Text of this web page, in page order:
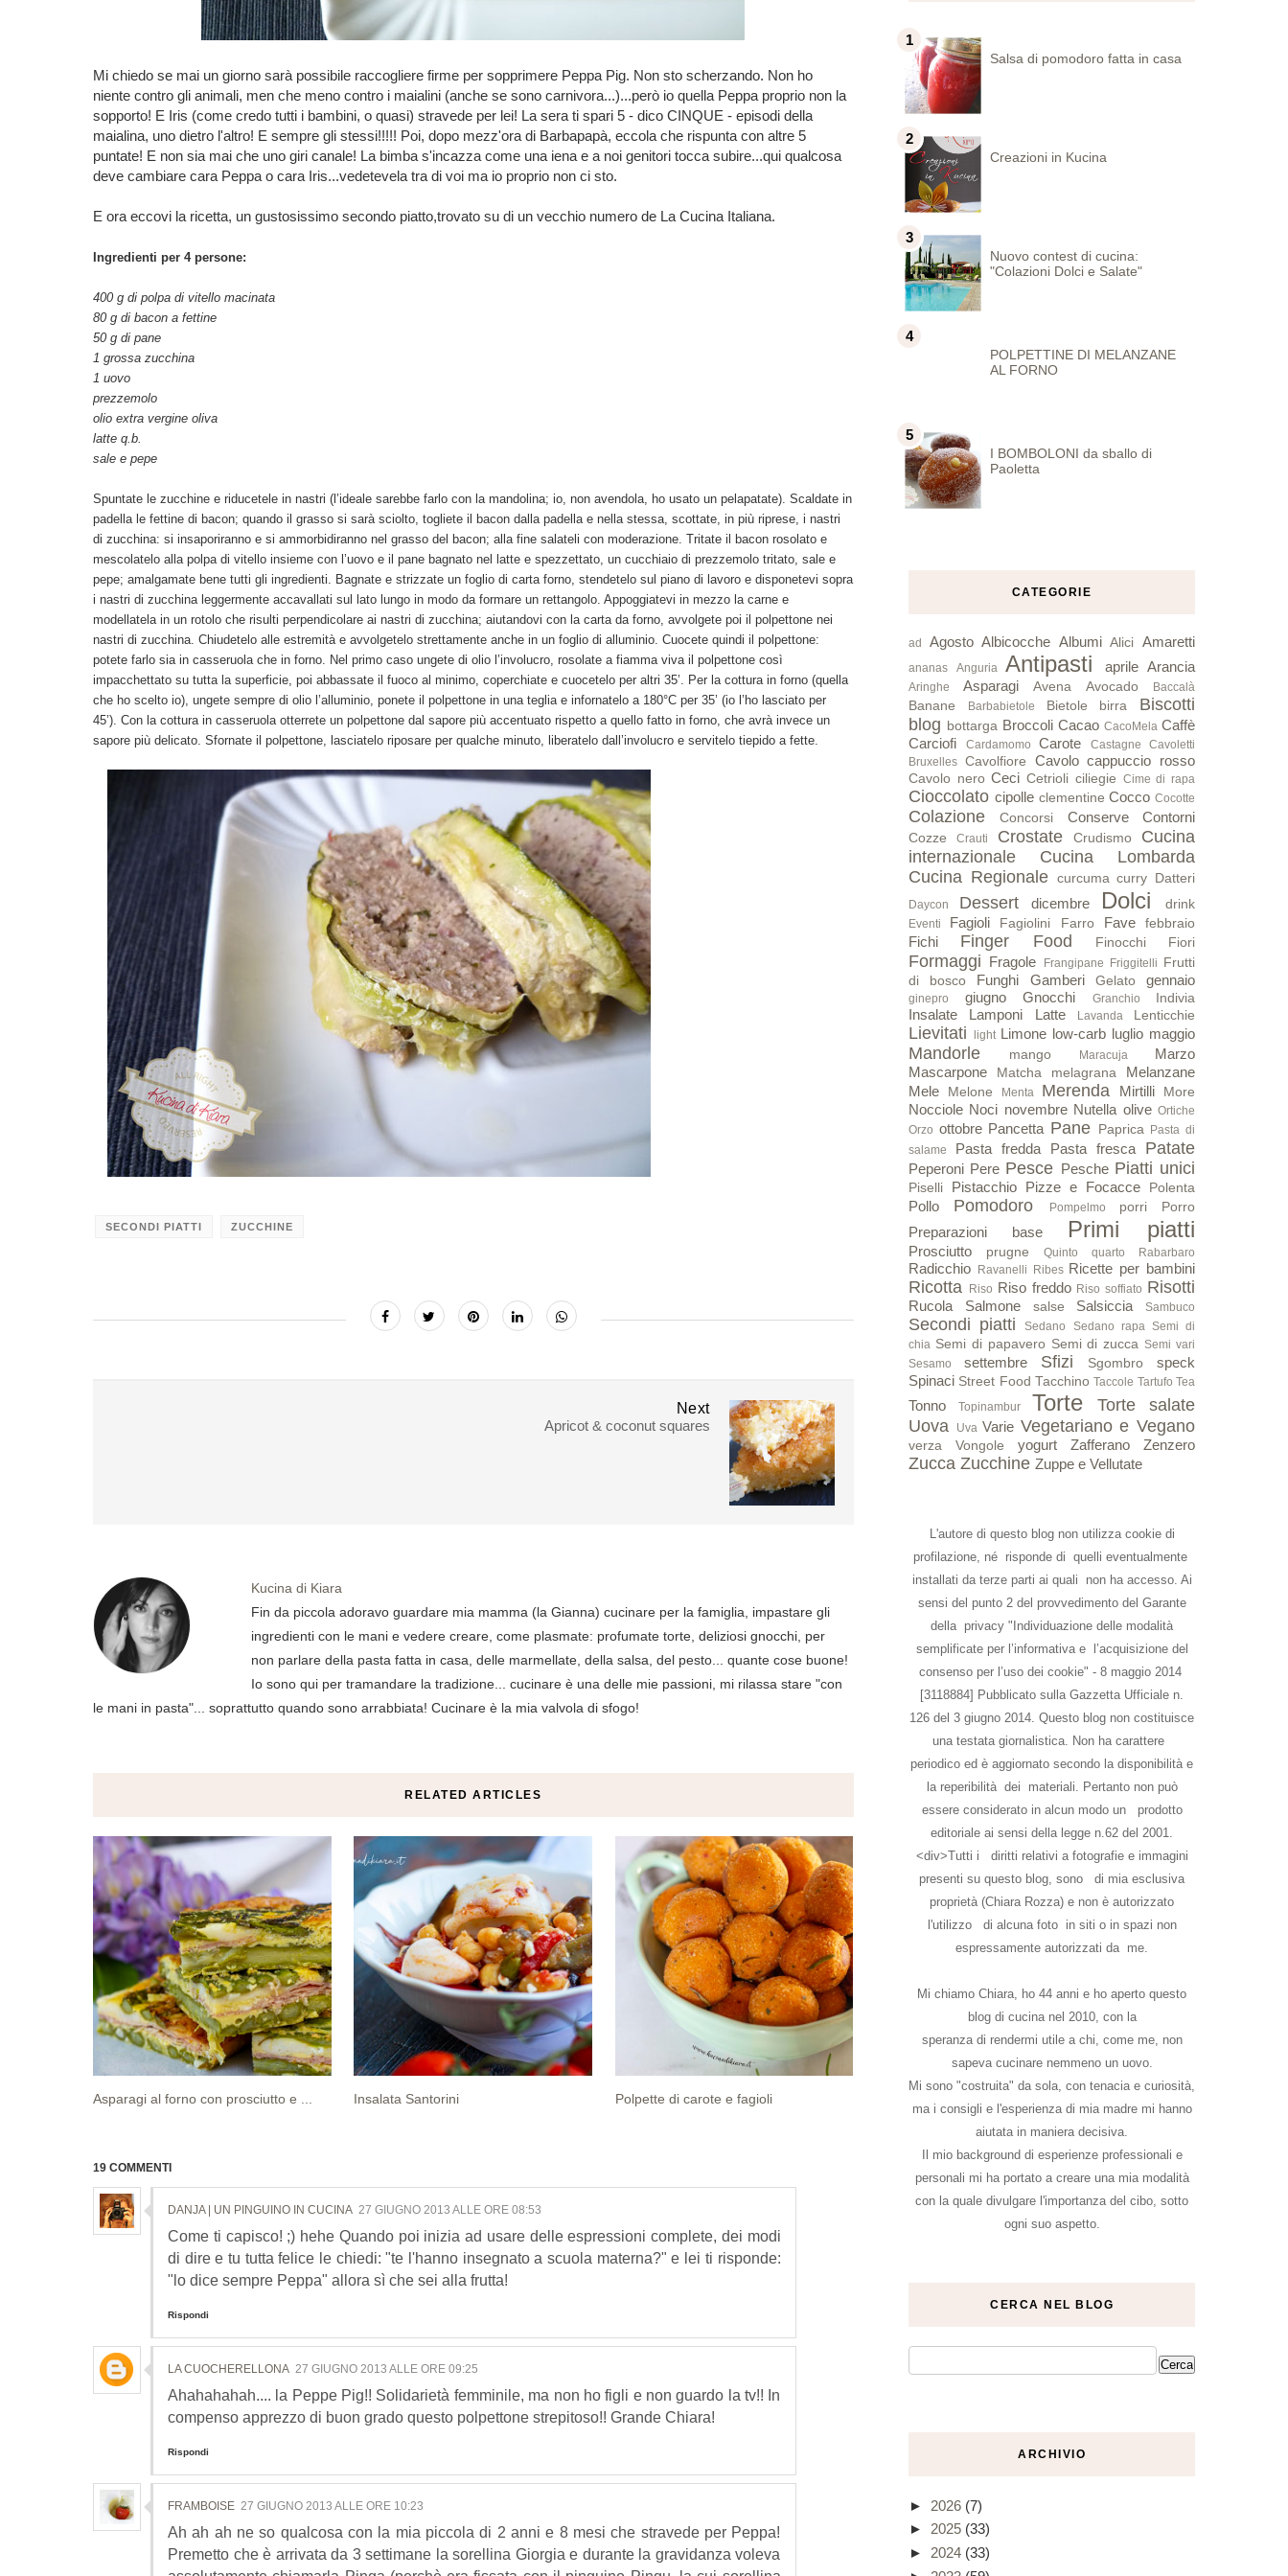
Mi chiedo se mai un giorno sarà possibile raccogliere firme per sopprimere Peppa Pig. Non sto scherzando. Non ho
niente contro gli animali, men che meno contro i maialini (anche se sono carnivora...)...però io quella Peppa proprio non la
sopporto! E Iris (come credo tutti i bambini, o quasi) stravede per lei! La sera ti spari 5 - dico CINQUE - episodi della
maialina, uno dietro l'altro! E sempre gli stessi!!!!! Poi, dopo mezz'ora di Barbapapà, eccola che rispunta con altre 5
puntate! E non sia mai che uno giri canale! La bimba s'incazza come una iena e a noi genitori tocca subire...qui qualcosa
deve cambiare cara Peppa o cara Iris...vedetevela tra di voi ma io proprio non ci sto.
E ora eccovi la ricetta, un gustosissimo secondo piatto,trovato su di un vecchio numero de La Cucina Italiana.
Ingredienti per 4 persone:
400 g di polpa di vitello macinata
80 g di bacon a fettine
50 g di pane
1 grossa zucchina
1 uovo
prezzemolo
olio extra vergine oliva
latte q.b.
sale e pepe
Spuntate le zucchine e riducetele in nastri (l’ideale sarebbe farlo con la mandolina; io, non avendola, ho usato un pelapatate). Scaldate in
padella le fettine di bacon; quando il grasso si sarà sciolto, togliete il bacon dalla padella e nella stessa, scottate, in più riprese, i nastri
di zucchina: si insaporiranno e si ammorbidiranno nel grasso del bacon; alla fine salateli con moderazione. Tritate il bacon rosolato e
mescolatelo alla polpa di vitello insieme con l’uovo e il pane bagnato nel latte e spezzettato, un cucchiaio di prezzemolo tritato, sale e
pepe; amalgamate bene tutti gli ingredienti. Bagnate e strizzate un foglio di carta forno, stendetelo sul piano di lavoro e disponetevi sopra
i nastri di zucchina leggermente accavallati sul lato lungo in modo da formare un rettangolo. Appoggiatevi in mezzo la carne e
modellatela in un rotolo che risulti perpendicolare ai nastri di zucchina; aiutandovi con la carta da forno, avvolgete poi il polpettone nei
nastri di zucchina. Chiudetelo alle estremità e avvolgetelo strettamente anche in un foglio di alluminio. Cuocete quindi il polpettone:
potete farlo sia in casseruola che in forno. Nel primo caso ungete di olio l’involucro, rosolate a fiamma viva il polpettone così
impacchettato su tutta la superficie, poi abbassate il fuoco al minimo, coperchiate e cuocetelo per altri 35’. Per la cottura in forno (quella
che ho scelto io), ungete sempre di olio l’alluminio, ponete il polpettone in una teglia e infornatelo a 180°C per 35’ (io l’ho lasciato per
45’). Con la cottura in casseruola otterrete un polpettone dal sapore più accentuato rispetto a quello fatto in forno, che avrà invece un
sapore più delicato. Sfornate il polpettone, lasciatelo riposare per qualche minuto, liberatelo dall’involucro e servitelo tiepido a fette.
SECONDI PIATTI ZUCCHINE
Next
Apricot & coconut squares
Kucina di Kiara
Fin da piccola adoravo guardare mia mamma (la Gianna) cucinare per la famiglia, impastare gli
ingredienti con le mani e vedere creare, come plasmate: profumate torte, deliziosi gnocchi, per
non parlare della pasta fatta in casa, delle marmellate, della salsa, del pesto... quante cose buone!
Io sono qui per tramandare la tradizione... cucinare è una delle mie passioni, mi rilassa stare "con
le mani in pasta"... soprattutto quando sono arrabbiata! Cucinare è la mia valvola di sfogo!
RELATED ARTICLES
Asparagi al forno con prosciutto e ... Insalata Santorini Polpette di carote e fagioli
19 COMMENTI
DANJA | UN PINGUINO IN CUCINA 27 GIUGNO 2013 ALLE ORE 08:53
Come ti capisco! ;) hehe Quando poi inizia ad usare delle espressioni complete, dei modi
di dire e tu tutta felice le chiedi: "te l'hanno insegnato a scuola materna?" e lei ti risponde:
"lo dice sempre Peppa" allora sì che sei alla frutta!
Rispondi
LA CUOCHERELLONA 27 GIUGNO 2013 ALLE ORE 09:25
Ahahahahah.... la Peppe Pig!! Solidarietà femminile, ma non ho figli e non guardo la tv!! In
compenso apprezzo di buon grado questo polpettone strepitoso!! Grande Chiara!
Rispondi
FRAMBOISE 27 GIUGNO 2013 ALLE ORE 10:23
Ah ah ah ne so qualcosa con la mia piccola di 2 anni e 8 mesi che stravede per Peppa!
Premetto che è arrivata da 3 settimane la sorellina Giorgia e durante la gravidanza voleva
Salsa di pomodoro fatta in casa
Creazioni in Kucina
Nuovo contest di cucina:
"Colazioni Dolci e Salate"
POLPETTINE DI MELANZANE
AL FORNO
I BOMBOLONI da sballo di
Paoletta
CATEGORIE
ad Agosto Albicocche Albumi Alici Amaretti
ananas Anguria Antipasti aprile Arancia
Aringhe Asparagi Avena Avocado Baccalà
Banane Barbabietole Bietole birra
Biscotti
blog bottarga Broccoli Cacao CacoMela Caffè
Carciofi
Cardamomo Carote Castagne
Cavoletti
Bruxelles Cavolfiore Cavolo cappuccio rosso
Cavolo nero Ceci Cetrioli ciliegie Cime di rapa
Cioccolato cipolle clementine Cocco Cocotte
Colazione Concorsi Conserve Contorni
Cozze Crauti Crostate Crudismo
Cucina
internazionale
Cucina Lombarda
Cucina Regionale
curcuma curry Datteri
Daycon Dessert dicembre Dolci drink
Eventi Fagioli Fagiolini Farro Fave febbraio
Fichi Finger Food Finocchi Fiori
Formaggi Fragole Frangipane Friggitelli Frutti
di bosco
Funghi Gamberi Gelato gennaio
ginepro giugno Gnocchi Granchio Indivia
Insalate Lamponi Latte Lavanda Lenticchie
Lievitati light Limone low-carb luglio maggio
Mandorle mango Maracuja
Marzo
Mascarpone
Matcha melagrana
Melanzane
Mele
Melone Menta Merenda Mirtilli More
Nocciole Noci novembre Nutella olive Ortiche
Orzo ottobre Pancetta Pane Paprica Pasta di
salame
Pasta fredda Pasta fresca Patate
Peperoni Pere Pesce Pesche Piatti unici
Piselli Pistacchio Pizze e Focacce Polenta
Pollo Pomodoro Pompelmo porri Porro
Preparazioni base Primi piatti
Prosciutto prugne Quinto quarto Rabarbaro
Radicchio Ravanelli Ribes Ricette per bambini
Ricotta Riso Riso freddo Riso soffiato Risotti
Rucola Salmone salse Salsiccia Sambuco
Secondi piatti Sedano Sedano rapa Semi di
chia Semi di papavero Semi di zucca Semi vari
Sesamo
settembre Sfizi Sgombro
speck
Spinaci Street Food Tacchino Taccole Tartufo Tea
Tonno Topinambur Torte
Torte salate
Uova
Uva Varie Vegetariano e Vegano
verza Vongole yogurt Zafferano Zenzero
Zucca Zucchine Zuppe e Vellutate
L'autore di questo blog non utilizza cookie di
profilazione, né risponde di quelli eventualmente
installati da terze parti ai quali non ha accesso. Ai
sensi del punto 2 del provvedimento del Garante
della privacy "Individuazione delle modalità
semplificate per l’informativa e l’acquisizione del
consenso per l’uso dei cookie" - 8 maggio 2014
[3118884] Pubblicato sulla Gazzetta Ufficiale n.
126 del 3 giugno 2014. Questo blog non costituisce
una testata giornalistica. Non ha carattere
periodico ed è aggiornato secondo la disponibilità e
la reperibilità dei materiali. Pertanto non può
essere considerato in alcun modo un prodotto
editoriale ai sensi della legge n.62 del 2001.
<div>Tutti i diritti relativi a fotografie e immagini
presenti su questo blog, sono di mia esclusiva
proprietà (Chiara Rozza) e non è autorizzato
l'utilizzo di alcuna foto in siti o in spazi non
espressamente autorizzati da me.
Mi chiamo Chiara, ho 44 anni e ho aperto questo
blog di cucina nel 2010, con la
speranza di rendermi utile a chi, come me, non
sapeva cucinare nemmeno un uovo.
Mi sono "costruita" da sola, con tenacia e curiosità,
ma i consigli e l'esperienza di mia madre mi hanno
aiutata in maniera decisiva.
Il mio background di esperienze professionali e
personali mi ha portato a creare una mia modalità
con la quale divulgare l'importanza del cibo, sotto
ogni suo aspetto.
CERCA NEL BLOG
ARCHIVIO
► 2026 (7)
► 2025 (33)
► 2024 (33)